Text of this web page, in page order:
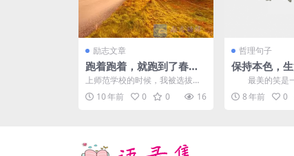
励志文章
跑着跑着，就跑到了春暖
花开的彼岸。
上师范学校的时候，我被选拔为
学校的运动员。我爆发力比较
强，擅长短跑，常常参加短跑...
10 年前 0 0 16
哲理句子
保持本色，
夺目
最美的笑是一
阳光。而阳光是
单就这一点，人
8 年前 0